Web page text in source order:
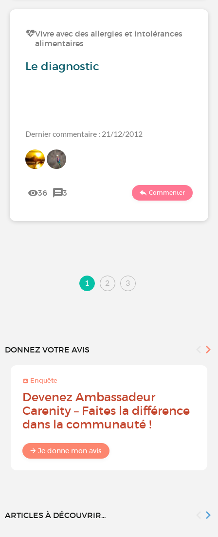
Vivre avec des allergies et intolérances
alimentaires
Le diagnostic
Dernier commentaire : 21/12/2012
36 3 Commenter
1 2 3
DONNEZ VOTRE AVIS
Enquête
Devenez Ambassadeur
Carenity – Faites la différence
dans la communauté !
Je donne mon avis
ARTICLES À DÉCOUVRIR...